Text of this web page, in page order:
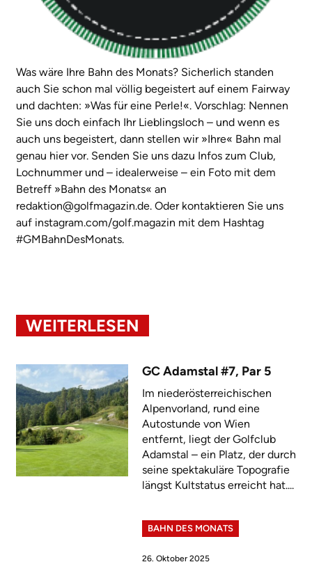
Was wäre Ihre Bahn des Monats? Sicherlich standen
auch Sie schon mal völlig begeistert auf einem Fairway
und dachten: »Was für eine Perle!«. Vorschlag: Nennen
Sie uns doch einfach Ihr Lieblingsloch – und wenn es
auch uns begeistert, dann stellen wir »Ihre« Bahn mal
genau hier vor. Senden Sie uns dazu Infos zum Club,
Lochnummer und – idealerweise – ein Foto mit dem
Betreff »Bahn des Monats« an
redaktion@golfmagazin.de. Oder kontaktieren Sie uns
auf instagram.com/golf.magazin mit dem Hashtag
#GMBahnDesMonats.
WEITERLESEN
GC Adamstal #7, Par 5
Im niederösterreichischen
Alpenvorland, rund eine
Autostunde von Wien
entfernt, liegt der Golfclub
Adamstal – ein Platz, der durch
seine spektakuläre Topografie
längst Kultstatus erreicht hat....
BAHN DES MONATS
26. Oktober 2025